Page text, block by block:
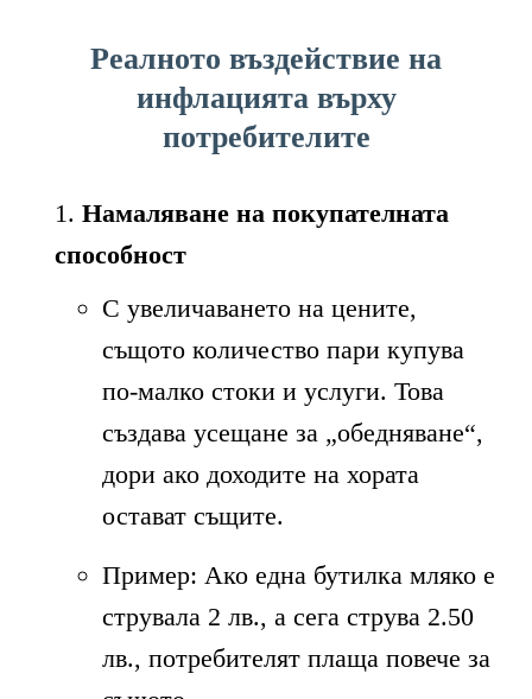
Реалното въздействие на
инфлацията върху
потребителите
Намаляване на покупателната
способност
С увеличаването на цените,
същото количество пари купува
по-малко стоки и услуги. Това
създава усещане за „обедняване“,
дори ако доходите на хората
остават същите.
Пример: Ако една бутилка мляко е
струвала 2 лв., а сега струва 2.50
лв., потребителят плаща повече за